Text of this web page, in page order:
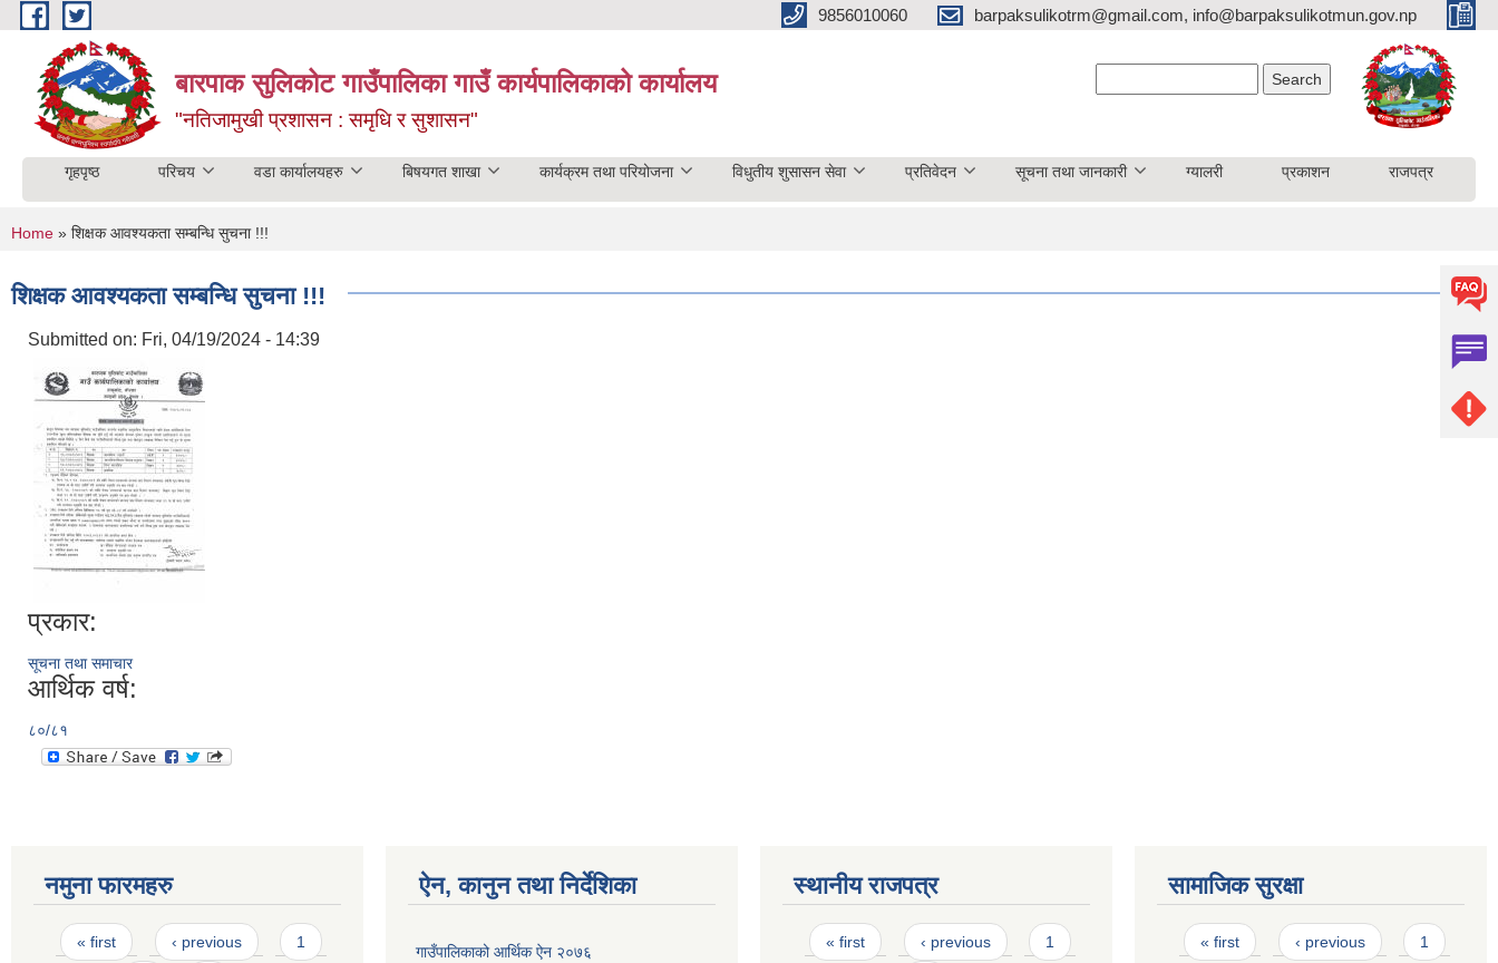
Skip to main content 9856010060 barpaksulikotrm@gmail.com, info@barpaksulikotmun.gov.np
बारपाक सुलिकोट गाउँपालिका गाउँ कार्यपालिकाको कार्यालय
"नतिजामुखी प्रशासन : समृधि र सुशासन"
गृहपृष्ठ परिचय वडा कार्यालयहरु बिषयगत शाखा कार्यक्रम तथा परियोजना विधुतीय शुसासन सेवा प्रतिवेदन सूचना तथा जानकारी ग्यालरी प्रकाशन राजपत्र
You are here
Home » शिक्षक आवश्यकता सम्बन्धि सुचना !!!
शिक्षक आवश्यकता सम्बन्धि सुचना !!!
Submitted on: Fri, 04/19/2024 - 14:39
प्रकार:
सूचना तथा समाचार
आर्थिक वर्ष:
८०/८१
नमुना फारमहरु
Pages
« first ‹ previous 1
ऐन, कानुन तथा निर्देशिका
गाउँपालिकाको आर्थिक ऐन २०७६
स्थानीय राजपत्र
Pages
« first ‹ previous 1
सामाजिक सुरक्षा
Pages
« first ‹ previous
1